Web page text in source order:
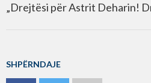
„Drejtësi për Astrit Deharin!
SHPËRNDAJE